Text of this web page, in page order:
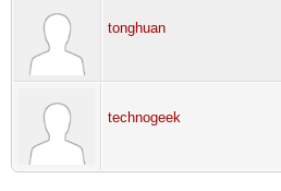
tonghuan
technogeek